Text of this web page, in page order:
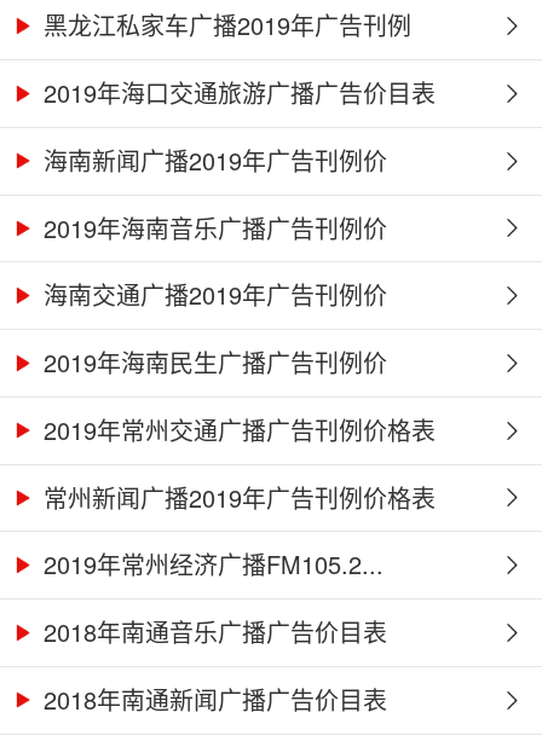
黑龙江私家车广播2019年广告刊例
2019年海口交通旅游广播广告价目表
海南新闻广播2019年广告刊例价
2019年海南音乐广播广告刊例价
海南交通广播2019年广告刊例价
2019年海南民生广播广告刊例价
2019年常州交通广播广告刊例价格表
常州新闻广播2019年广告刊例价格表
2019年常州经济广播FM105.2...
2018年南通音乐广播广告价目表
2018年南通新闻广播广告价目表